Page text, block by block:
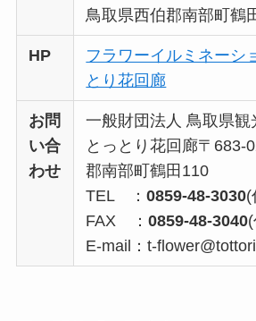
鳥取県西伯郡南部町鶴
HP
フラワーイルミネーシ
とり花回廊
お問
い合
わせ
一般財団法人 鳥取県観
とっとり花回廊〒683-
郡南部町鶴田110
TEL ：0859-48-3030(
FAX
：0859-48-3040
E-mail：t-